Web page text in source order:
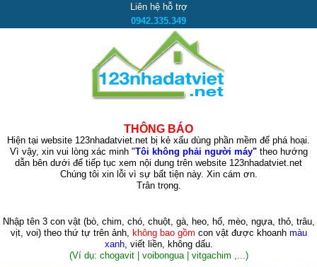
Liên hệ hỗ trợ
0942.335.349
THÔNG BÁO
Hiện tại website 123nhadatviet.net bị kẻ xấu dùng phần mềm để phá hoại.
Vì vậy, xin vui lòng xác minh "Tôi không phải người máy"theo hướng
dẫn bên dưới để tiếp tục xem nội dung trên website 123nhadatviet.net
Chúng tôi xin lỗi vì sự bất tiện này. Xin cám ơn.
Trân trọng.
Nhập tên 3 con vật (bò, chim, chó, chuột, gà, heo, hổ, mèo, ngựa, thỏ, trâu,
vịt, voi)theo thứ tự trên ảnh, không bao gồm con vật được khoanh màu
xanh, viết liền, không dấu.
(Ví dụ: chogavit | voibongua | vitgachim ,...)